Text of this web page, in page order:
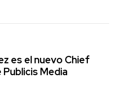
es el nuevo Chief
Media